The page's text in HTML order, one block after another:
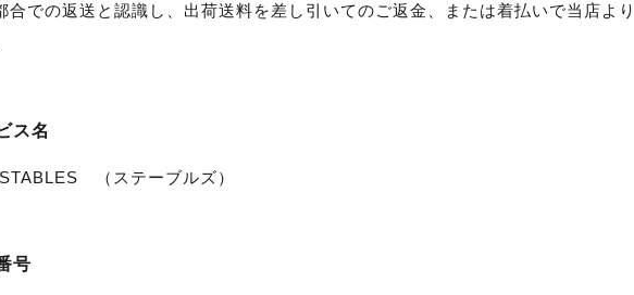
合での返送と認識し、出荷送料を差し引いてのご返金、または着払いで当店よ
ス名
（ステーブルズ）
号